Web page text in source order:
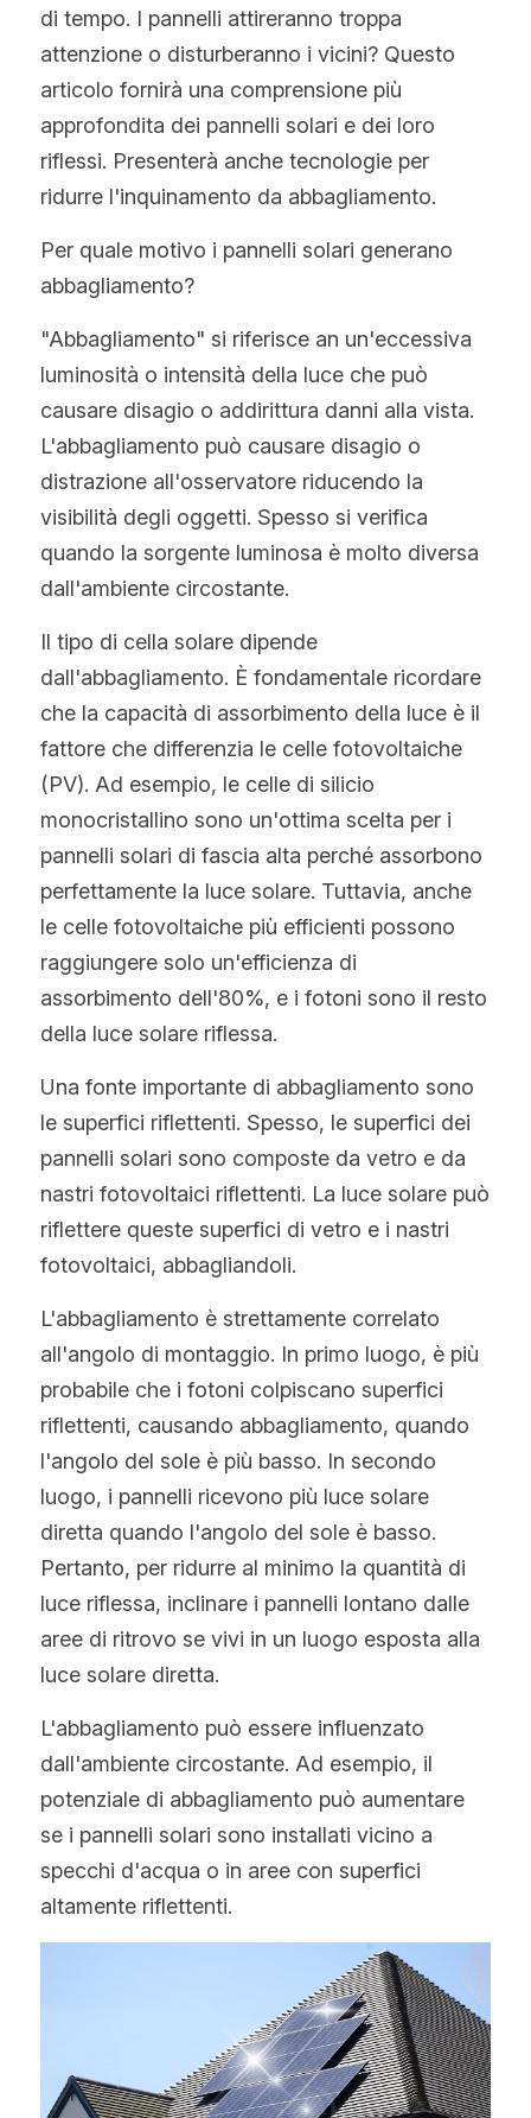
Hindi
Malese
Vietnamita
Slovacco
Giapponese
Ebraico
di tempo. I pannelli attireranno troppa
attenzione o disturberanno i vicini? Questo
articolo fornirà una comprensione più
approfondita dei pannelli solari e dei loro
riflessi. Presenterà anche tecnologie per
ridurre l'inquinamento da abbagliamento.
Per quale motivo i pannelli solari generano
abbagliamento?
"Abbagliamento" si riferisce an un'eccessiva
luminosità o intensità della luce che può
causare disagio o addirittura danni alla vista.
L'abbagliamento può causare disagio o
distrazione all'osservatore riducendo la
visibilità degli oggetti. Spesso si verifica
quando la sorgente luminosa è molto diversa
dall'ambiente circostante.
Il tipo di cella solare dipende
dall'abbagliamento. È fondamentale ricordare
che la capacità di assorbimento della luce è il
fattore che differenzia le celle fotovoltaiche
(PV). Ad esempio, le celle di silicio
monocristallino sono un'ottima scelta per i
pannelli solari di fascia alta perché assorbono
perfettamente la luce solare. Tuttavia, anche
le celle fotovoltaiche più efficienti possono
raggiungere solo un'efficienza di
assorbimento dell'80%, e i fotoni sono il resto
della luce solare riflessa.
Una fonte importante di abbagliamento sono
le superfici riflettenti. Spesso, le superfici dei
pannelli solari sono composte da vetro e da
nastri fotovoltaici riflettenti. La luce solare può
riflettere queste superfici di vetro e i nastri
fotovoltaici, abbagliandoli.
L'abbagliamento è strettamente correlato
all'angolo di montaggio. In primo luogo, è più
probabile che i fotoni colpiscano superfici
riflettenti, causando abbagliamento, quando
l'angolo del sole è più basso. In secondo
luogo, i pannelli ricevono più luce solare
diretta quando l'angolo del sole è basso.
Pertanto, per ridurre al minimo la quantità di
luce riflessa, inclinare i pannelli lontano dalle
aree di ritrovo se vivi in un luogo esposta alla
luce solare diretta.
L'abbagliamento può essere influenzato
dall'ambiente circostante. Ad esempio, il
potenziale di abbagliamento può aumentare
se i pannelli solari sono installati vicino a
specchi d'acqua o in aree con superfici
altamente riflettenti.